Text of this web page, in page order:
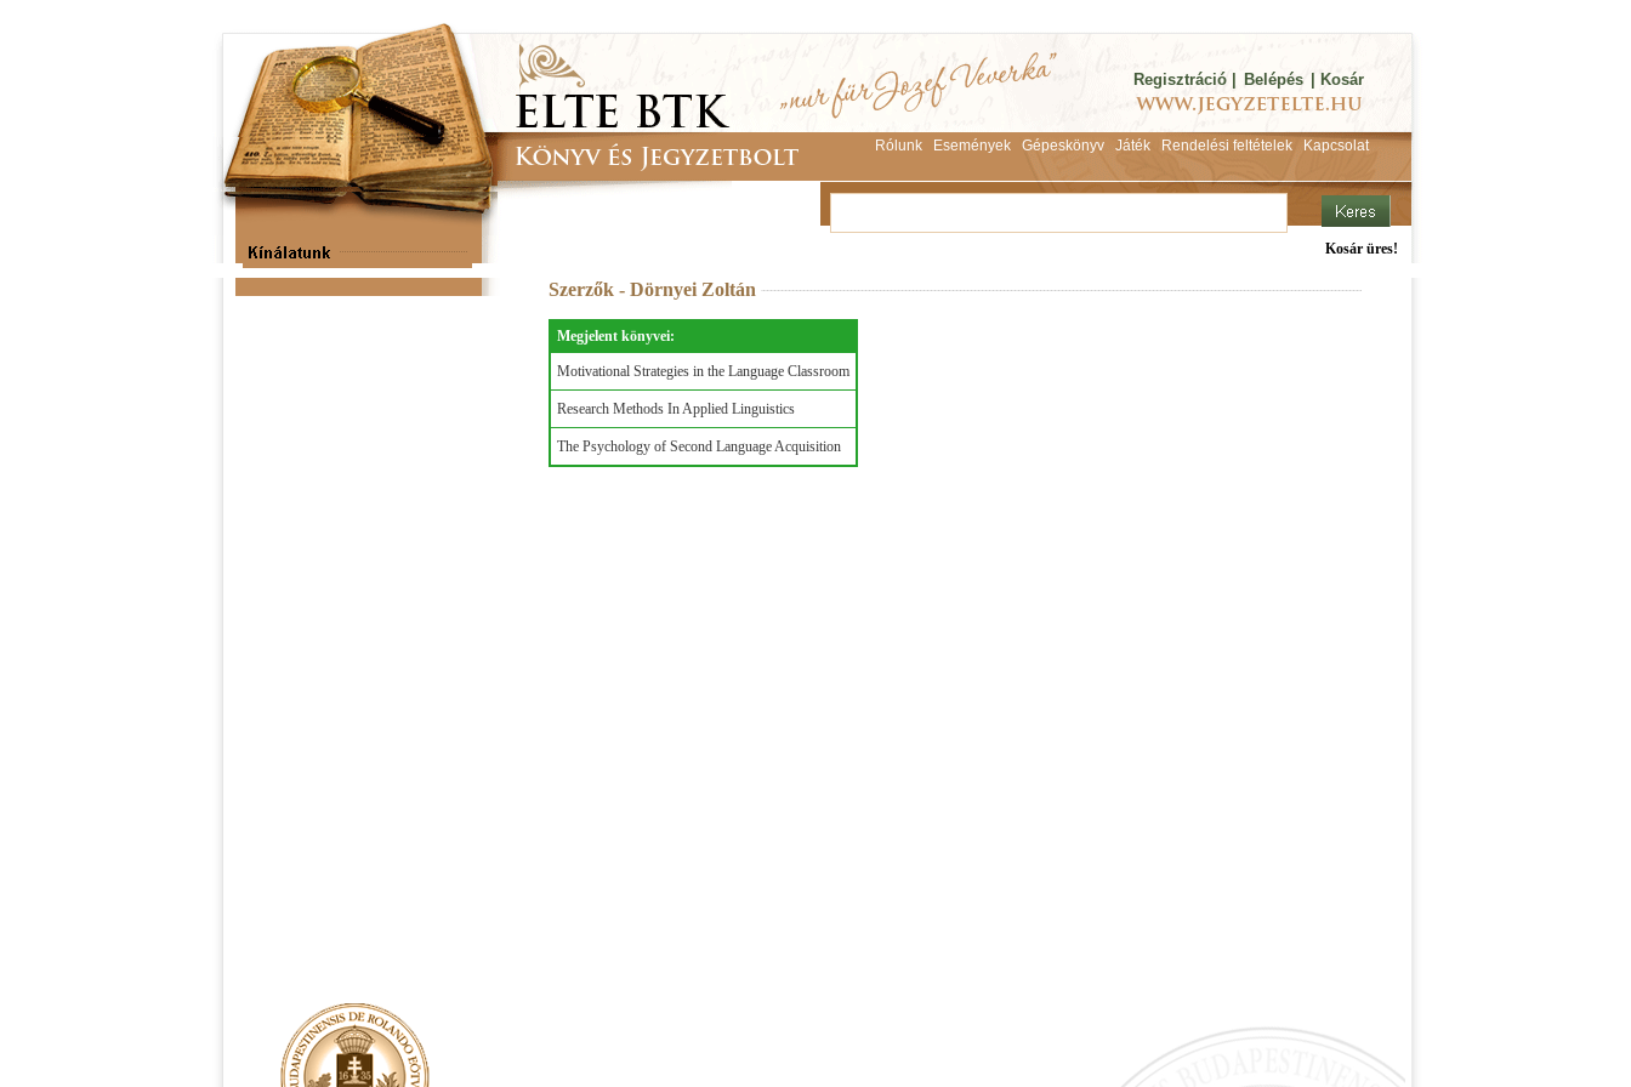
Regisztráció Belépés Kosár
Rólunk Események Gépeskönyv Játék Rendelési feltételek Kapcsolat
Kosár üres!
Szerzők - Dörnyei Zoltán
Megjelent könyvei:
Motivational Strategies in the Language Classroom
Research Methods In Applied Linguistics
The Psychology of Second Language Acquisition